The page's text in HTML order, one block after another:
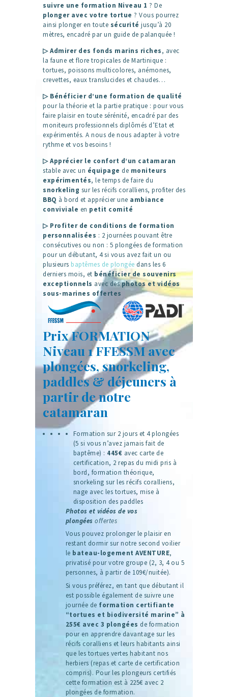
suivre une formation Niveau 1 ? De
plonger avec votre tortue ? Vous pourrez
ainsi plonger en toute sécurité jusqu’à 20
mètres, encadré par un guide de palanquée !
▷ Admirer des fonds marins riches, avec
la faune et flore tropicales de Martinique :
tortues, poissons multicolores, anémones,
crevettes, eaux translucides et chaudes…
▷ Bénéficier d’une formation de qualité
pour la théorie et la partie pratique : pour vous
faire plaisir en toute sérénité, encadré par des
moniteurs professionnels diplômés d’Etat et
expérimentés. A nous de nous adapter à votre
rythme et vos besoins !
▷ Apprécier le confort d’un catamaran
stable avec un équipage de moniteurs
expérimentés, le temps de faire du
snorkeling sur les récifs coralliens, profiter des
BBQ à bord et apprécier une ambiance
conviviale en petit comité
▷ Profiter de conditions de formation
personnalisées : 2 journées pouvant être
consécutives ou non : 5 plongées de formation
pour un débutant, 4 si vous avez fait un ou
plusieurs baptêmes de plongée dans les 6
derniers mois, et bénéficier de souvenirs
exceptionnels avec desphotos et vidéos
sous-marines offertes
Prix FORMATION
Niveau 1 FFESSM avec
plongées, snorkeling,
paddles & déjeuners à
partir de notre
catamaran
Formation sur 2 jours et 4 plongées
(5 si vous n’avez jamais fait de
baptême) : 445€ avec carte de
certification, 2 repas du midi pris à
bord, formation théorique,
snorkeling sur les récifs coralliens,
nage avec les tortues, mise à
disposition des paddles
Photos et vidéos de vos
plongées offertes
Vous pouvez prolonger le plaisir en
restant dormir sur notre second voilier
le bateau-logement AVENTURE,
privatisé pour votre groupe (2, 3, 4 ou 5
personnes, à partir de 109€/nuitée).
Si vous préférez, en tant que débutant il
est possible également de suivre une
journée de formation certifiante
“tortues et biodiversité marine” à
255€ avec 3 plongées de formation
pour en apprendre davantage sur les
récifs coralliens et leurs habitants ainsi
que les tortues vertes habitant nos
herbiers (repas et carte de certification
compris). Pour les plongeurs certifiés
cette formation est à 225€ avec 2
plongées de formation.